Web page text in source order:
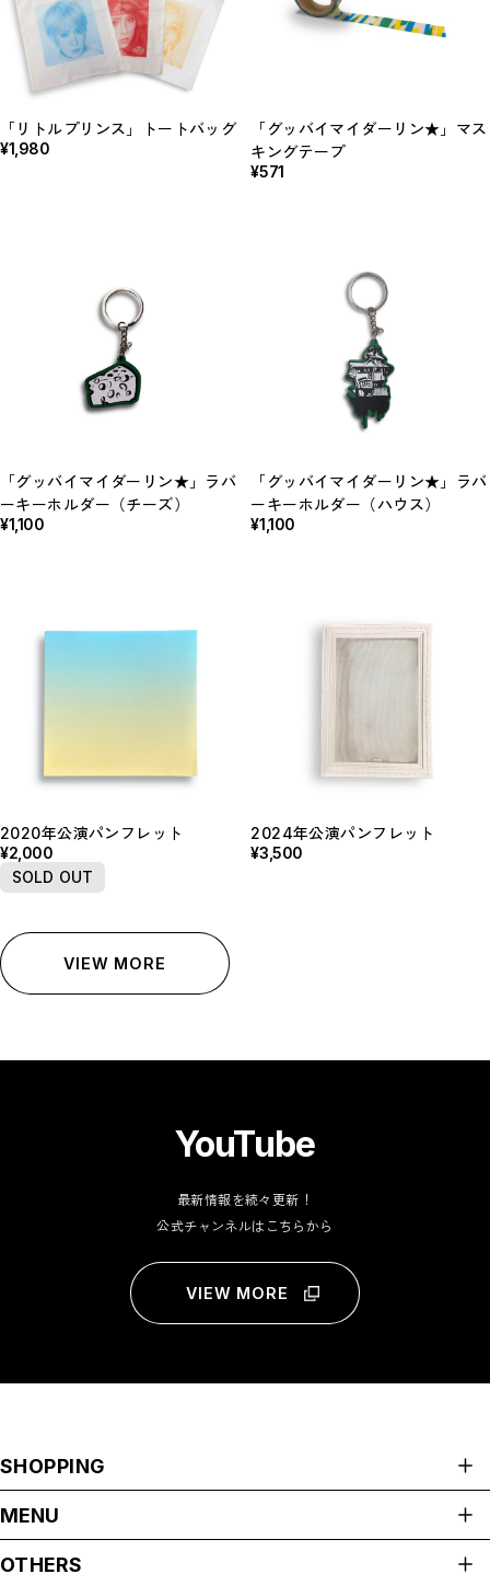
「リトルプリンス」トートバッグ
¥1,980
「グッバイマイダーリン★」マス
キングテープ
¥571
「グッバイマイダーリン★」ラバ
ーキーホルダー（チーズ）
¥1,100
「グッバイマイダーリン★」ラバ
ーキーホルダー（ハウス）
¥1,100
2020年公演パンフレット
¥2,000
SOLD OUT
2024年公演パンフレット
¥3,500
VIEW MORE
YouTube
最新情報を続々更新！
公式チャンネルはこちらから
VIEW MORE
SHOPPING
グッバイマイダーリン★
MENU
OTHERS